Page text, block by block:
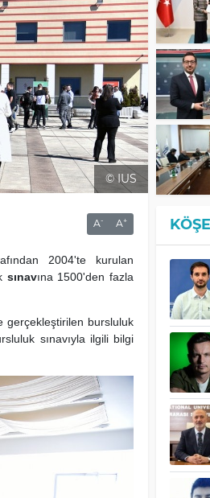
© IUS
A- A+
2004'te kurulan
sınavına 1500'den fazla
gerçekleştirilen bursluluk
sınavıyla ilgili bilgi
KÖŞE